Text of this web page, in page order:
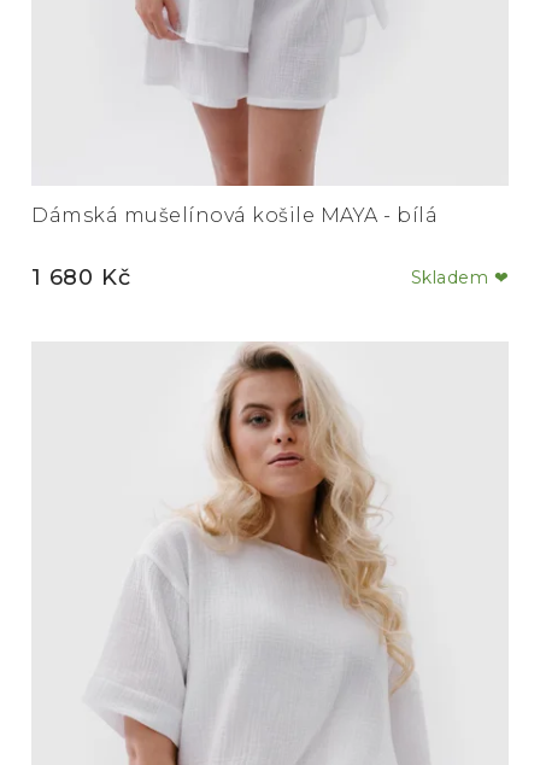
Dámská mušelínová košile MAYA - bílá
Skladem ❤
1 680 Kč